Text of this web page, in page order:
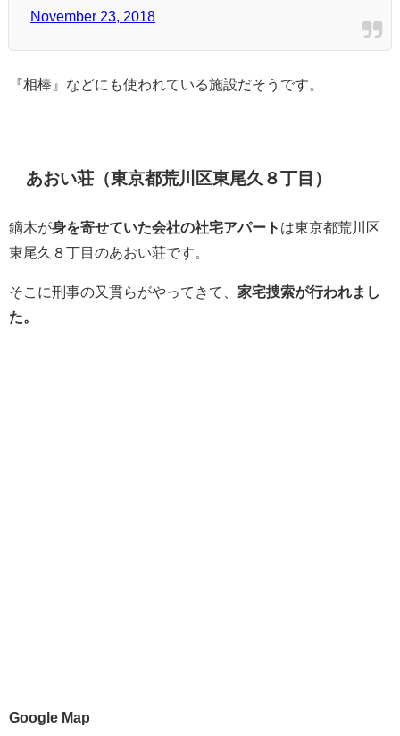
November 23, 2018
『相棒』などにも使われている施設だそうです。
あおい荘（東京都荒川区東尾久８丁目）
鏑木が身を寄せていた会社の社宅アパート は東京都荒川区
東尾久８丁目のあおい荘です。
そこに刑事の又貫らがやってきて、 家宅捜索が行われまし
た。
Google Map